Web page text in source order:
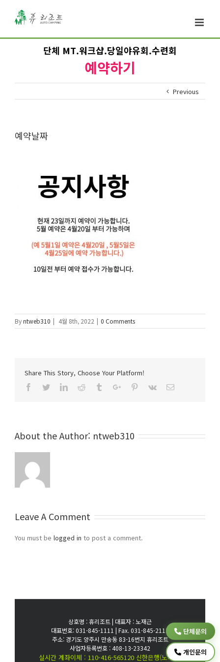
단체 MT.워크샵.당일야유회.수련회
예약하기
Previous
예약날짜
Byntweb310 | 4월 8th, 2022 | 0 Comments
Share This Story, Choose Your Platform!
Facebook
TwitterLinkedinReddit TumblrGoogle+Pinterest
Vk Email
About the Author: ntweb310
Leave A Comment
You must be logged in to post a comment.
상호명 : 휴리조트 | 대표자 : 노재근
대표번호: 031-845-1111 | Fax. 031-845-2111
주소: 경기도 양주시 만송동 83-16번지 휴리조트
사업자등록번호 : 408-13-23342
실시간 계좌이체 : 110-416-565120 신한은행(노재근)
단체문의
개인문의